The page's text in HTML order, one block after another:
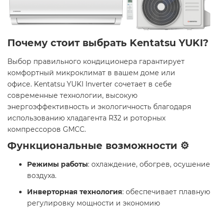
Почему стоит выбрать Kentatsu YUKI?
Выбор правильного кондиционера гарантирует
комфортный микроклимат в вашем доме или
офисе. Kentatsu YUKI Inverter сочетает в себе
современные технологии, высокую
энергоэффективность и экологичность благодаря
использованию хладагента R32 и роторных
компрессоров GMCC. ​
Функциональные возможности ⚙️
Режимы работы: охлаждение, обогрев, осушение
воздуха.​
Инверторная технология: обеспечивает плавную
регулировку мощности и экономию